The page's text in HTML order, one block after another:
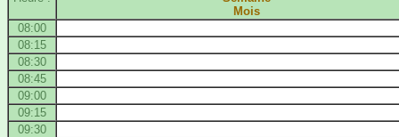
Mois
08:00
08:15
08:30
08:45
09:00
09:15
09:30